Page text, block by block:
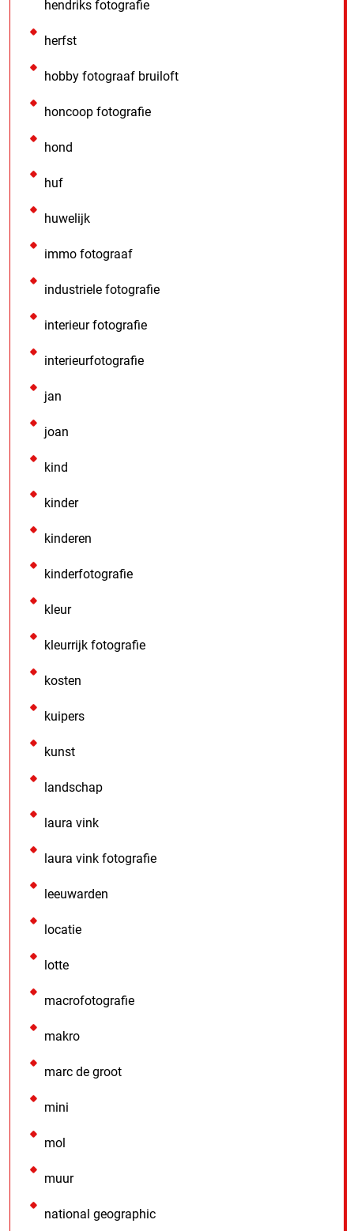
hendriks fotografie
herfst
hobby fotograaf bruiloft
honcoop fotografie
hond
huf
huwelijk
immo fotograaf
industriele fotografie
interieur fotografie
interieurfotografie
jan
joan
kind
kinder
kinderen
kinderfotografie
kleur
kleurrijk fotografie
kosten
kuipers
kunst
landschap
laura vink
laura vink fotografie
leeuwarden
locatie
lotte
macrofotografie
makro
marc de groot
mini
mol
muur
national geographic